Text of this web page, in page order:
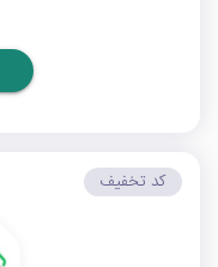
کد تخفیف